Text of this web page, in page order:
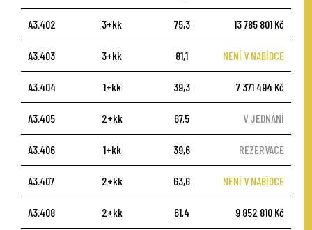
A3.402 3+kk 75,3 13 785 801 Kč
A3.403 3+kk 81,1 NENÍ V NABÍDCE
A3.404 1+kk 39,3 7 371 494 Kč
A3.405 2+kk 67,5 V JEDNÁNÍ
A3.406 1+kk 39,6 REZERVACE
A3.407 2+kk 63,6 NENÍ V NABÍDCE
A3.408 2+kk 61,4 9 852 810 Kč